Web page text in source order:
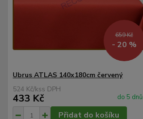
659 Kč
- 20 %
Ubrus ATLAS 140x180cm červený
524 Kč/ks
433 Kč do 5 dnů
Přidat do košíku